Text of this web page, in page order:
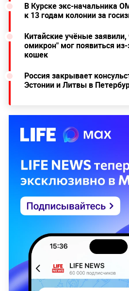
В Курске экс-начальника
к 13 годам колонии за
Китайские учёные заявили,
омикрон" мог появиться
кошек
Россия закрывает
Эстонии и Литвы в